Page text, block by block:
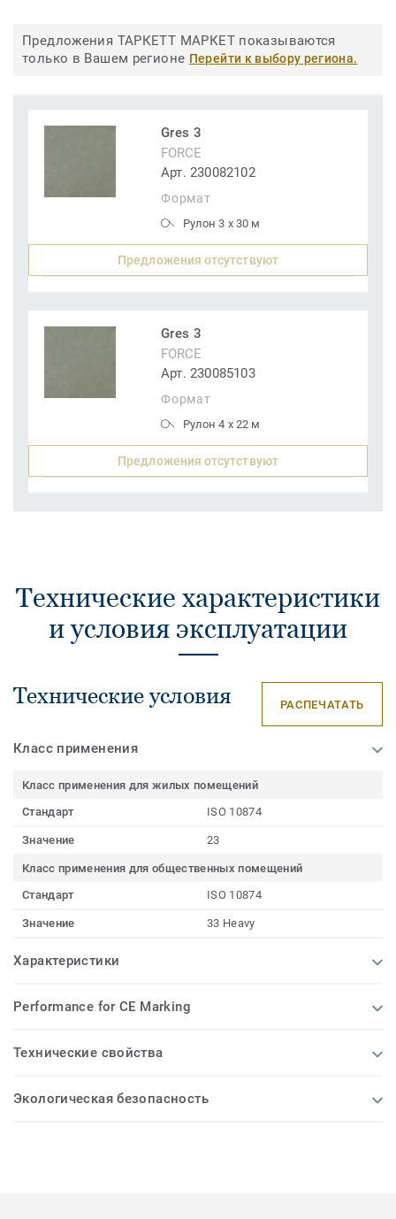
Предложения ТАРКЕТТ МАРКЕТ показываются
только в Вашем регионе Перейти к выбору региона.
Gres 3
FORCE
Арт. 230082102
Формат
Рулон 3 x 30 м
Предложения отсутствуют
Gres 3
FORCE
Арт. 230085103
Формат
Рулон 4 x 22 м
Предложения отсутствуют
Технические характеристики
и условия эксплуатации
Технические условия РАСПЕЧАТАТЬ
Класс применения
Класс применения для жилых помещений
Стандарт
ISO 10874
Значение 23
Класс применения для общественных помещений
Стандарт
ISO 10874
Значение 33 Heavy
Характеристики
Performance for CE Marking
Технические свойства
Экологическая безопасность